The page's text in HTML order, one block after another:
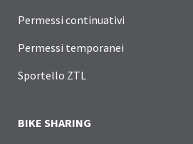
Permessi continuativi
Permessi temporanei
Sportello ZTL
BIKE SHARING